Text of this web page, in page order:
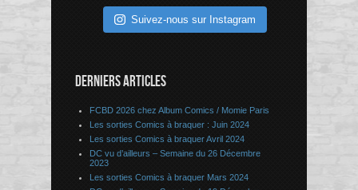
Suivez-nous sur Instagram
DERNIERS ARTICLES
FCBD 2026 chez Album Comics / Momie Paris
Les sorties Comics à braquer : Juin 2024
Les sorties Comics à braquer Avril 2024
DC vu d’ailleurs – Semaine du 26 Décembre
2023
Les sorties Comics à braquer Mars 2024